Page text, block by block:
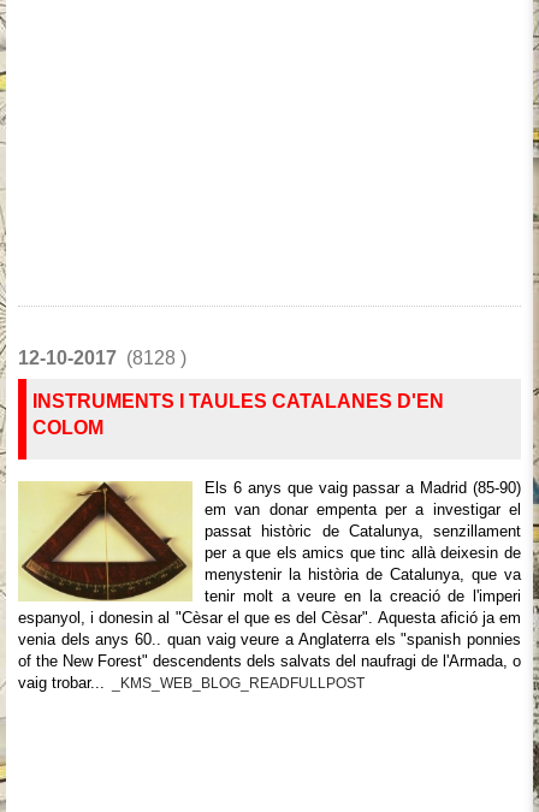
12-10-2017 (8128 )
INSTRUMENTS I TAULES CATALANES D'EN
COLOM
Els 6 anys que vaig passar a Madrid (85-90)
em van donar empenta per a investigar el
passat històric de Catalunya, senzillament
per a que els amics que tinc allà deixesin de
menystenir la història de Catalunya, que va
tenir molt a veure en la creació de l'imperi
espanyol, i donesin al "Cèsar el que es del Cèsar". Aquesta afició ja em
venia dels anys 60.. quan vaig veure a Anglaterra els "spanish ponnies
of the New Forest" descendents dels salvats del naufragi de l'Armada, o
vaig trobar...
_KMS_WEB_BLOG_READFULLPOST